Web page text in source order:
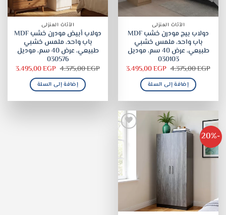
الأثاث المنزلى
دولاب بيج مودرن خشب MDF
باب واحد، ملمس خشبي
طبيعي، عرض 40 سم، موديل
030103
4.375,00EGP السعر
الأصلي
هو:
4.375,00 EGP.
3.495,00EGP السعر
إضافة إلى السلة
الأثاث المنزلى
دولاب أبيض مودرن خشب MDF
باب واحد، ملمس خشبي
طبيعي، عرض 40 سم، موديل
030576
4.375,00EGP السعر
الأصلي
هو:
4.375,00 EGP.
3.495,00EGP
إضافة إلى السلة
-20%